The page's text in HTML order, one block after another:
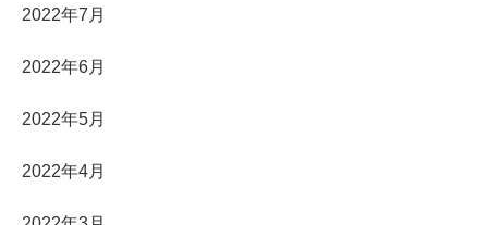
2022年7月
2022年6月
2022年5月
2022年4月